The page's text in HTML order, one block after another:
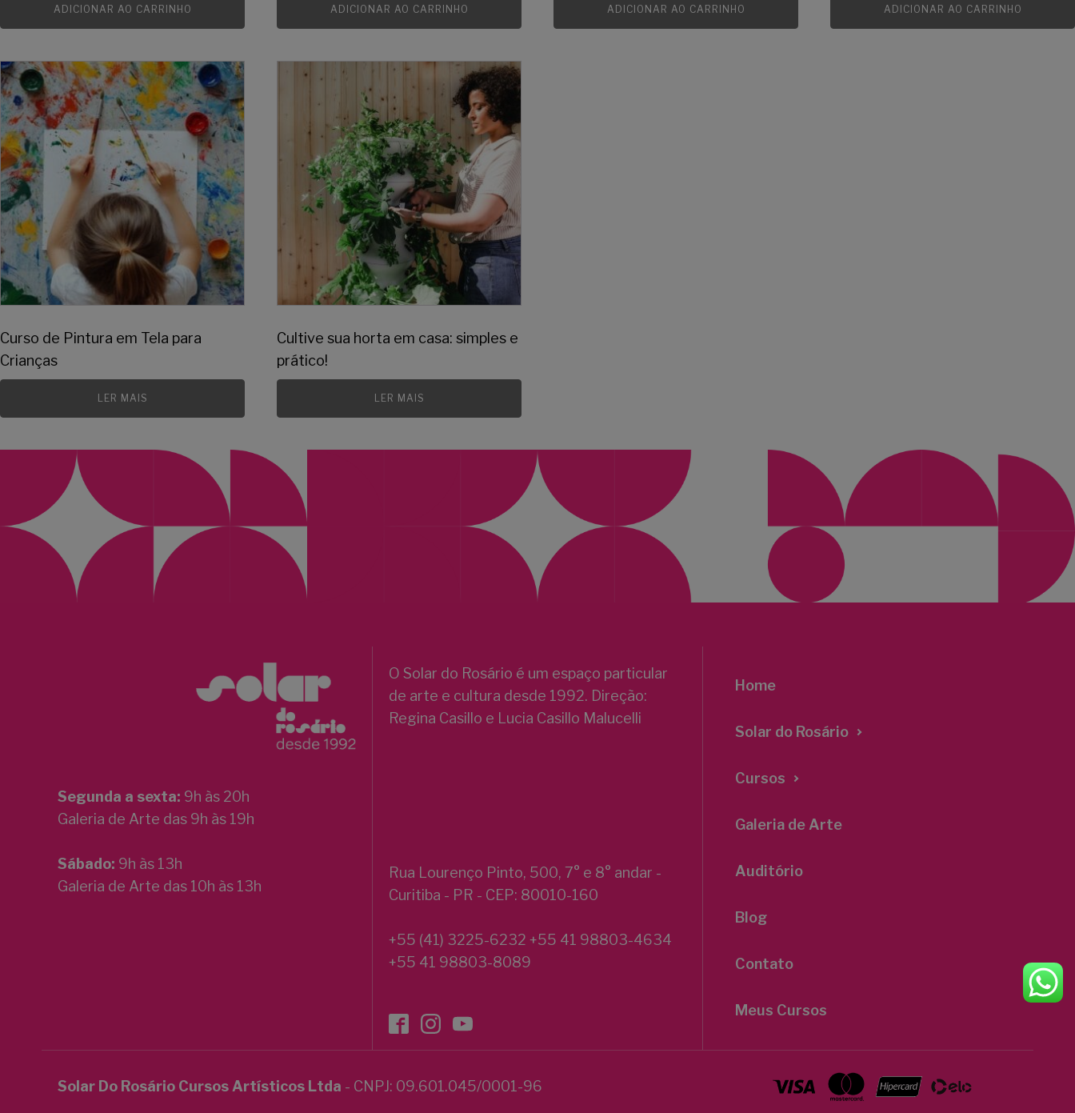
ADICIONAR AO CARRINHO ADICIONAR AO CARRINHO ADICIONAR AO CARRINHO ADICIONAR AO CARRINHO
Curso de Pintura em Tela para
Crianças
LER MAIS
Cultive sua horta em casa: simples e
prático!
LER MAIS
Segunda a sexta: 9h às 20h
Galeria de Arte das 9h às 19h
Sábado: 9h às 13h
Galeria de Arte das 10h às 13h
O Solar do Rosário é um espaço particular
de arte e cultura desde 1992. Direção:
Regina Casillo e Lucia Casillo Malucelli
Rua Lourenço Pinto, 500, 7° e 8° andar -
Curitiba - PR - CEP: 80010-160
+55 (41) 3225-6232 +55 41 98803-4634
+55 41 98803-8089
Home
Solar do Rosário
Cursos
Galeria de Arte
Auditório
Blog
Contato
Meus Cursos
Solar Do Rosário Cursos Artísticos Ltda - CNPJ: 09.601.045/0001-96